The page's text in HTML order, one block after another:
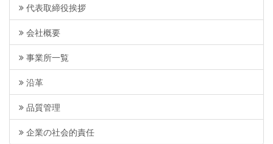
代表取締役挨拶
会社概要
事業所一覧
沿革
品質管理
企業の社会的責任